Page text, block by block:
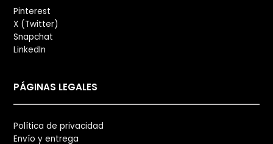
Pinterest
X (Twitter)
Snapchat
LinkedIn
PÁGINAS LEGALES
Política de privacidad
Envío y entrega